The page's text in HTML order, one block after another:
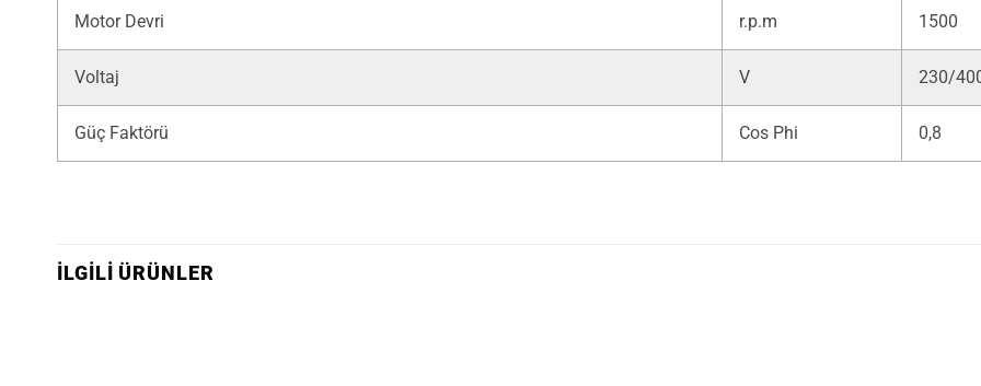
Motor Devri r.p.m 1500
Voltaj V 230/
Güç Faktörü Cos Phi 0,8
İLGILI ÜRÜNLER